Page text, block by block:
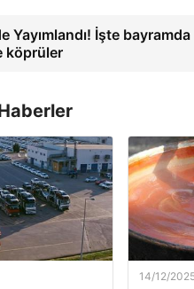
Yayımlandı! İşte bayramda
köprüler
14/12/